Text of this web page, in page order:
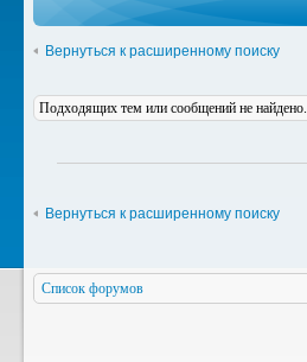
Вернуться к расширенному поиску
Подходящих тем или сообщений не найдено.
Вернуться к расширенному поиску
Список форумов